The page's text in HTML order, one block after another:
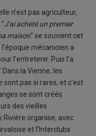
n'est pas agriculteur,
J'ai acheté un premier
maison" se souvient cet
mécanicien a
l'entretenir. Puis l'a
. Dans la Vienne, les
sont pas si rares, et c'est
se sont créés
des vieilles
Rivière organise, avec
et l'Interclubs